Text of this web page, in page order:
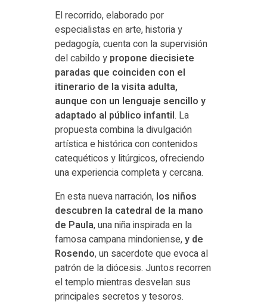
El recorrido, elaborado por
especialistas en arte, historia y
pedagogía, cuenta con la supervisión
del cabildo y propone diecisiete
paradas que coinciden con el
itinerario de la visita adulta,
aunque con un lenguaje sencillo y
adaptado al público infantil. La
propuesta combina la divulgación
artística e histórica con contenidos
catequéticos y litúrgicos, ofreciendo
una experiencia completa y cercana.
En esta nueva narración, los niños
descubren la catedral de la mano
de Paula, una niña inspirada en la
famosa campana mindoniense,y de
Rosendo, un sacerdote que evoca al
patrón de la diócesis. Juntos recorren
el templo mientras desvelan sus
principales secretos y tesoros.